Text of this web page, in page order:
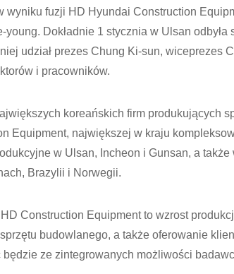
wyniku fuzji HD Hyundai Construction
young. Dokładnie 1 stycznia w Ulsan
udział prezes Chung Ki-sun, wiceprezes
i pracowników.
koreańskich firm produkujących
Equipment, największej w kraju
w Ulsan, Incheon i Gunsan, a
Brazylii i Norwegii.
Construction Equipment to wzrost
budowlanego, a także oferowanie
będzie ze zintegrowanych możliwości